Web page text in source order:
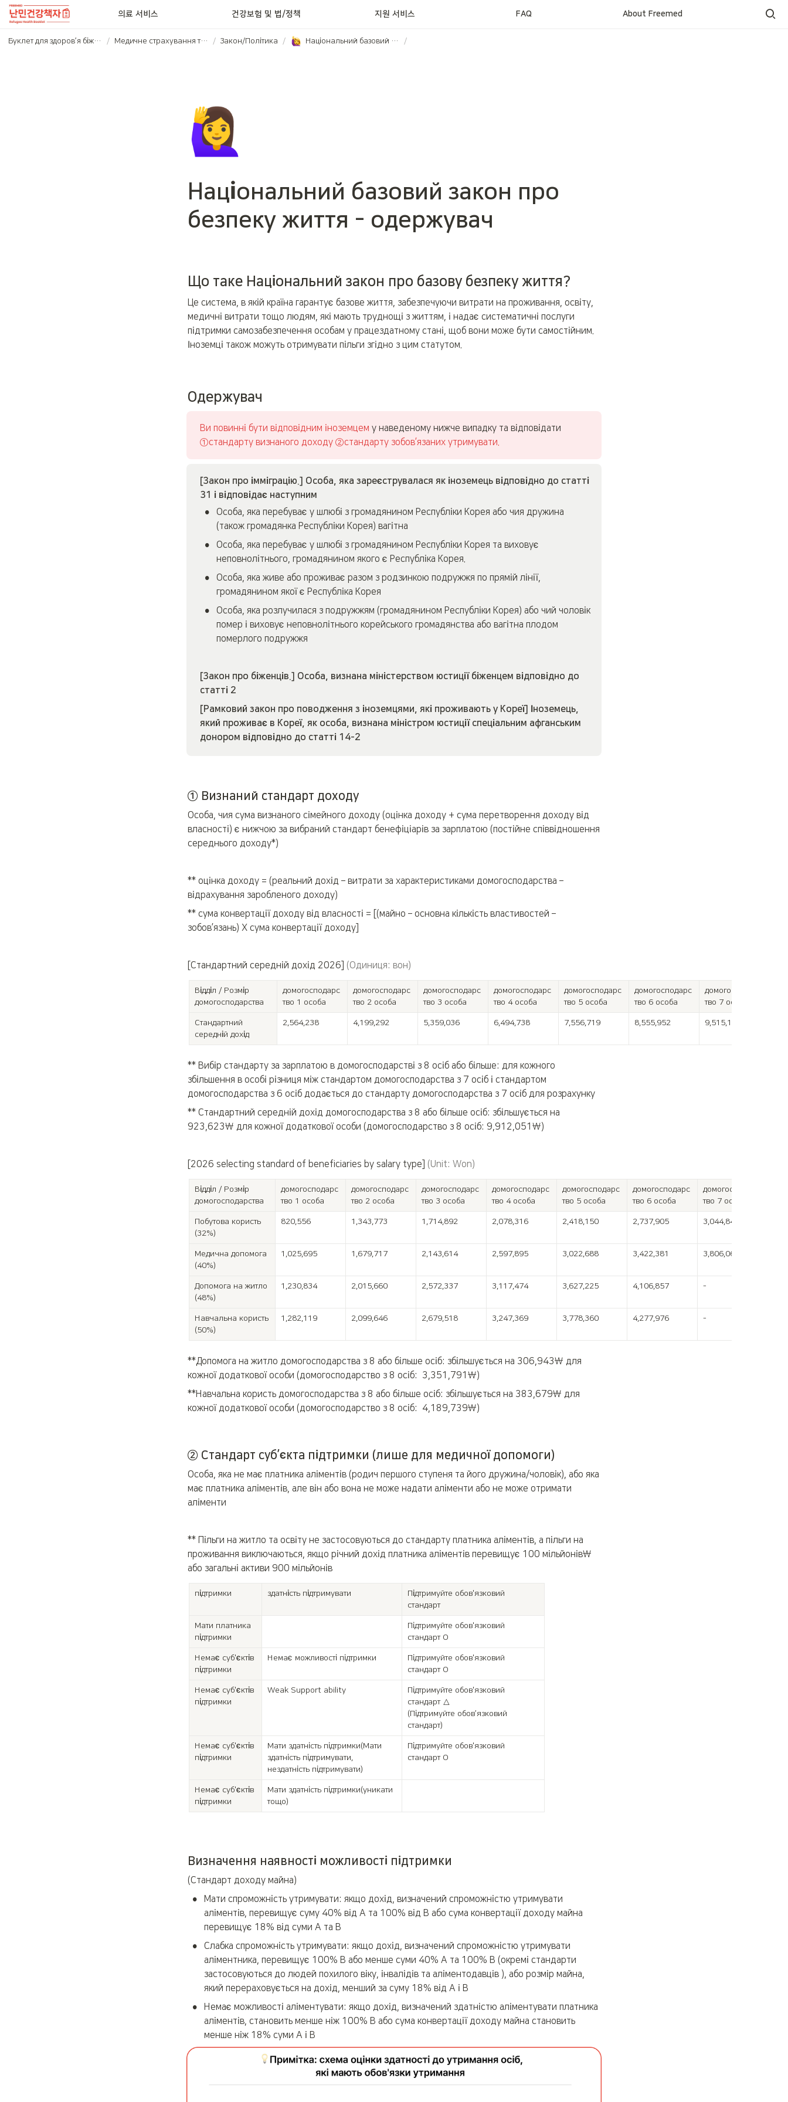
의료 서비스 건강보험 및 법/정책 지원 서비스 FAQ About Freemed
Буклет для здоров’я біженців (우크라이나어) / Медичне страхування та Закон/Політика / Закон/Політика / Національний базовий закон про безпеку життя - одержувач /
정신건강 서비스
🙋‍♀️
Національний базовий закон про
безпеку життя - одержувач
Що таке Національний закон про базову безпеку життя?
Це система, в якій країна гарантує базове життя, забезпечуючи витрати на проживання, освіту,
медичні витрати тощо людям, які мають труднощі з життям, і надає систематичні послуги
підтримки самозабезпечення особам у працездатному стані, щоб вони може бути самостійним.
Іноземці також можуть отримувати пільги згідно з цим статутом.
Одержувач
Ви повинні бути відповідним іноземцем у наведеному нижче випадку та відповідати
①стандарту визнаного доходу ②стандарту зобов’язаних утримувати.
[Закон про імміграцію.] Особа, яка зареєструвалася як іноземець відповідно до статті
31 і відповідає наступним
•
Особа, яка перебуває у шлюбі з громадянином Республіки Корея або чия дружина
(також громадянка Республіки Корея) вагітна
•
Особа, яка перебуває у шлюбі з громадянином Республіки Корея та виховує
неповнолітнього, громадянином якого є Республіка Корея.
•
Особа, яка живе або проживає разом з родзинкою подружжя по прямій лінії,
громадянином якої є Республіка Корея
•
Особа, яка розлучилася з подружжям (громадянином Республіки Корея) або чий чоловік
помер і виховує неповнолітнього корейського громадянства або вагітна плодом
померлого подружжя
[Закон про біженців.] Особа, визнана міністерством юстиції біженцем відповідно до
статті 2
[Рамковий закон про поводження з іноземцями, які проживають у Кореї] Іноземець,
який проживає в Кореї, як особа, визнана міністром юстиції спеціальним афганським
донором відповідно до статті 14-2
① Визнаний стандарт доходу
Особа, чия сума визнаного сімейного доходу (оцінка доходу + сума перетворення доходу від
власності) є нижчою за вибраний стандарт бенефіціарів за зарплатою (постійне співвідношення
середнього доходу*)
** оцінка доходу = (реальний дохід – витрати за характеристиками домогосподарства –
відрахування заробленого доходу)
** сума конвертації доходу від власності = [(майно – основна кількість властивостей –
зобов’язань) X сума конвертації доходу]
[Стандартний середній дохід 2026] (Одиниця: вон)
Відділ / Розмір
домогосподарства
домогосподарс
тво 1 особа
домогосподарс
тво 2 особа
домогосподарс
тво 3 особа
домогосподарс
тво 4 особа
домогосподарс
тво 5 особа
домогосподарс
тво 6 особа
домогосподарс
тво 7 особа
Стандартний
середній дохід
2,564,238 4,199,292 5,359,036 6,494,738 7,556,719 8,555,952 9,515,150
** Вибір стандарту за зарплатою в домогосподарстві з 8 осіб або більше: для кожного
збільшення в особі різниця між стандартом домогосподарства з 7 осіб і стандартом
домогосподарства з 6 осіб додається до стандарту домогосподарства з 7 осіб для розрахунку
** Стандартний середній дохід домогосподарства з 8 або більше осіб: збільшується на
923,623￦ для кожної додаткової особи (домогосподарство з 8 осіб: 9,912,051￦)
[2026 selecting standard of beneficiaries by salary type] (Unit: Won)
Відділ / Розмір
домогосподарства
домогосподарс
тво 1 особа
домогосподарс
тво 2 особа
домогосподарс
тво 3 особа
домогосподарс
тво 4 особа
домогосподарс
тво 5 особа
домогосподарс
тво 6 особа
домогосподарс
тво 7 особа
Побутова користь
(32%)
820,556 1,343,773 1,714,892 2,078,316 2,418,150 2,737,905 3,044,848
Медична допомога
(40%)
1,025,695 1,679,717 2,143,614 2,597,895 3,022,688 3,422,381 3,806,060
Допомога на житло
(48%)
1,230,834 2,015,660 2,572,337 3,117,474 3,627,225 4,106,857 -
Навчальна користь
(50%)
1,282,119 2,099,646 2,679,518 3,247,369 3,778,360 4,277,976 -
**Допомога на житло домогосподарства з 8 або більше осіб: збільшується на 306,943￦ для
кожної додаткової особи (домогосподарство з 8 осіб:  3,351,791￦)
**Навчальна користь домогосподарства з 8 або більше осіб: збільшується на 383,679￦ для
кожної додаткової особи (домогосподарство з 8 осіб:  4,189,739￦)
② Стандарт суб’єкта підтримки (лише для медичної допомоги)
Особа, яка не має платника аліментів (родич першого ступеня та його дружина/чоловік), або яка
має платника аліментів, але він або вона не може надати аліменти або не може отримати
аліменти
** Пільги на житло та освіту не застосовуються до стандарту платника аліментів, а пільги на
проживання виключаються, якщо річний дохід платника аліментів перевищує 100 мільйонів￦
або загальні активи 900 мільйонів
підтримки здатність підтримувати
Підтримуйте обов'язковий
стандарт
Мати платника
підтримки
Підтримуйте обов'язковий
стандарт O
Немає суб'єктів
підтримки
Немає можливості підтримки
Підтримуйте обов'язковий
стандарт O
Немає суб'єктів
підтримки
Weak Support ability
Підтримуйте обов'язковий
стандарт △
(Підтримуйте обов’язковий
стандарт)
Немає суб'єктів
підтримки
Мати здатність підтримки(Мати
здатність підтримувати,
нездатність підтримувати)
Підтримуйте обов'язковий
стандарт O
Немає суб'єктів
підтримки
Мати здатність підтримки(уникати
тощо)
Визначення наявності можливості підтримки
(Стандарт доходу майна)
•
Мати спроможність утримувати: якщо дохід, визначений спроможністю утримувати
аліментів, перевищує суму 40% від A та 100% від B або сума конвертації доходу майна
перевищує 18% від суми A та B
•
Слабка спроможність утримувати: якщо дохід, визначений спроможністю утримувати
аліментника, перевищує 100% B або менше суми 40% A та 100% B (окремі стандарти
застосовуються до людей похилого віку, інвалідів та аліментодавців ), або розмір майна,
який перераховується на дохід, менший за суму 18% від A і B
•
Немає можливості аліментувати: якщо дохід, визначений здатністю аліментувати платника
аліментів, становить менше ніж 100% B або сума конвертації доходу майна становить
менше ніж 18% суми A і B